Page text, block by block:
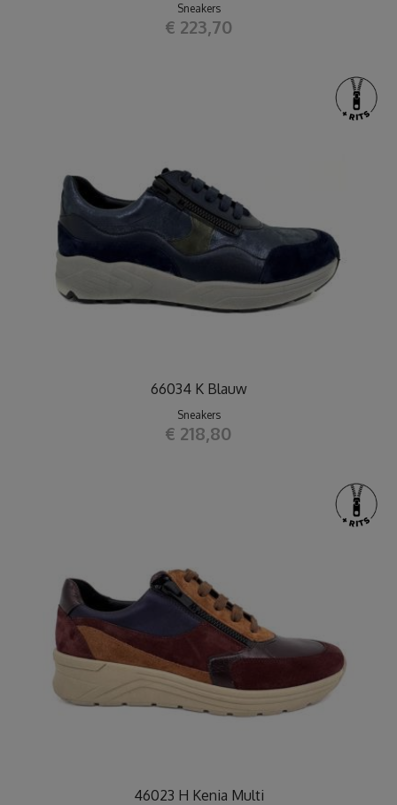
Sneakers
€ 223,70
66034 K Blauw
Sneakers
€ 218,80
46023 H Kenia Multi